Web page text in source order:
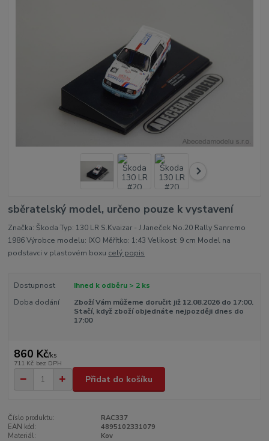
sběratelský model, určeno pouze k vystavení
Značka: Škoda Typ: 130 LR S.Kvaizar - J.Janeček No.20 Rally Sanremo
1986 Výrobce modelu: IXO Měřítko: 1:43 Velikost: 9 cm Model na
podstavci v plastovém boxu celý popis
Dostupnost
Ihned k odběru > 2 ks
Doba dodání
Zboží Vám můžeme doručit již 12.08.2026 do 17:00.
Stačí, když zboží objednáte nejpozději dnes do
17:00
860 Kč/ks
711 Kč bez DPH
Přidat do košíku
Číslo produktu:
RAC337
EAN kód:
4895102331079
Materiál:
Kov